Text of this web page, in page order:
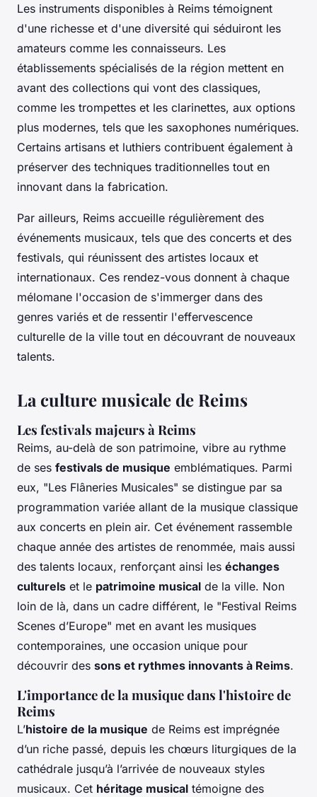
Les instruments disponibles à Reims témoignent
d'une richesse et d'une diversité qui séduiront les
amateurs comme les connaisseurs. Les
établissements spécialisés de la région mettent en
avant des collections qui vont des classiques,
comme les trompettes et les clarinettes, aux options
plus modernes, tels que les saxophones numériques.
Certains artisans et luthiers contribuent également à
préserver des techniques traditionnelles tout en
innovant dans la fabrication.
Par ailleurs, Reims accueille régulièrement des
événements musicaux, tels que des concerts et des
festivals, qui réunissent des artistes locaux et
internationaux. Ces rendez-vous donnent à chaque
mélomane l'occasion de s'immerger dans des
genres variés et de ressentir l'effervescence
culturelle de la ville tout en découvrant de nouveaux
talents.
La culture musicale de Reims
Les festivals majeurs à Reims
Reims, au-delà de son patrimoine, vibre au rythme
de ses festivals de musique emblématiques. Parmi
eux, "Les Flâneries Musicales" se distingue par sa
programmation variée allant de la musique classique
aux concerts en plein air. Cet événement rassemble
chaque année des artistes de renommée, mais aussi
des talents locaux, renforçant ainsi les échanges
culturels et le patrimoine musical de la ville. Non
loin de là, dans un cadre différent, le "Festival Reims
Scenes d’Europe" met en avant les musiques
contemporaines, une occasion unique pour
découvrir des sons et rythmes innovants à Reims.
L'importance de la musique dans l'histoire de
Reims
L’histoire de la musique de Reims est imprégnée
d’un riche passé, depuis les chœurs liturgiques de la
cathédrale jusqu’à l’arrivée de nouveaux styles
musicaux. Cet héritage musical témoigne des